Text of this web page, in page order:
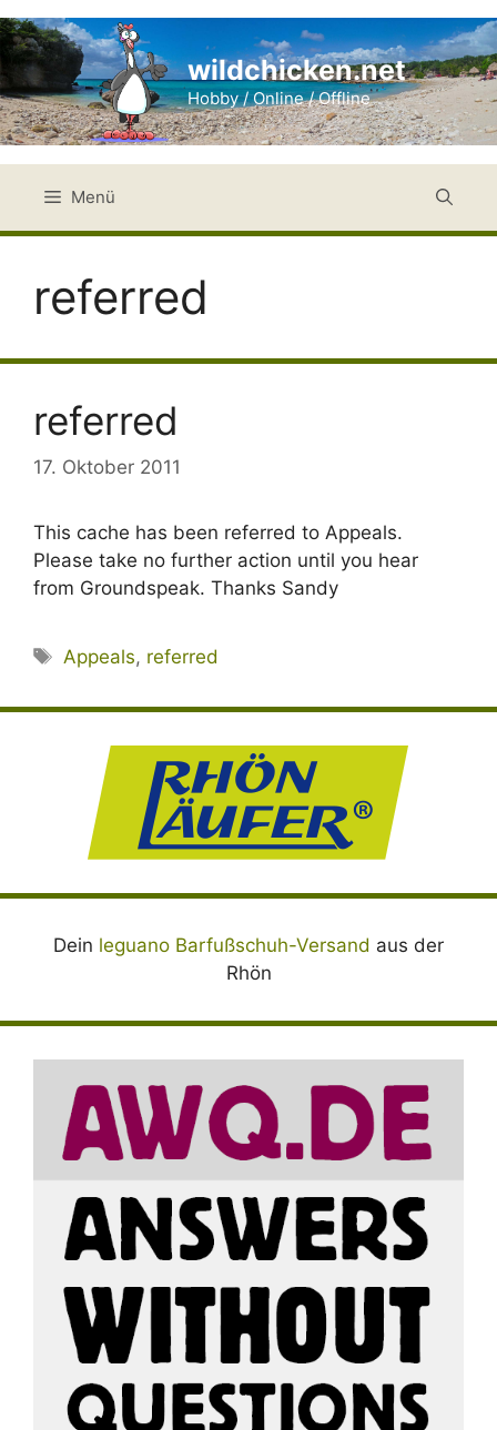
Zum
Inhalt
springen
wildchicken.net
Hobby / Online / Offline
Menü
referred
referred
17. Oktober 2011
This cache has been referred to Appeals.
Please take no further action until you hear
from Groundspeak. Thanks Sandy
Schlagwörter
Appeals, referred
Dein leguano Barfußschuh-Versand aus der
Rhön